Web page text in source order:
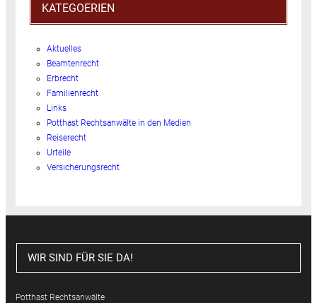
KATEGOERIEN
Aktuelles
Beamtenrecht
Erbrecht
Familienrecht
Links
Potthast Rechtsanwälte in den Medien
Reiserecht
Urteile
Versicherungsrecht
WIR SIND FÜR SIE DA!
Potthast Rechtsanwälte